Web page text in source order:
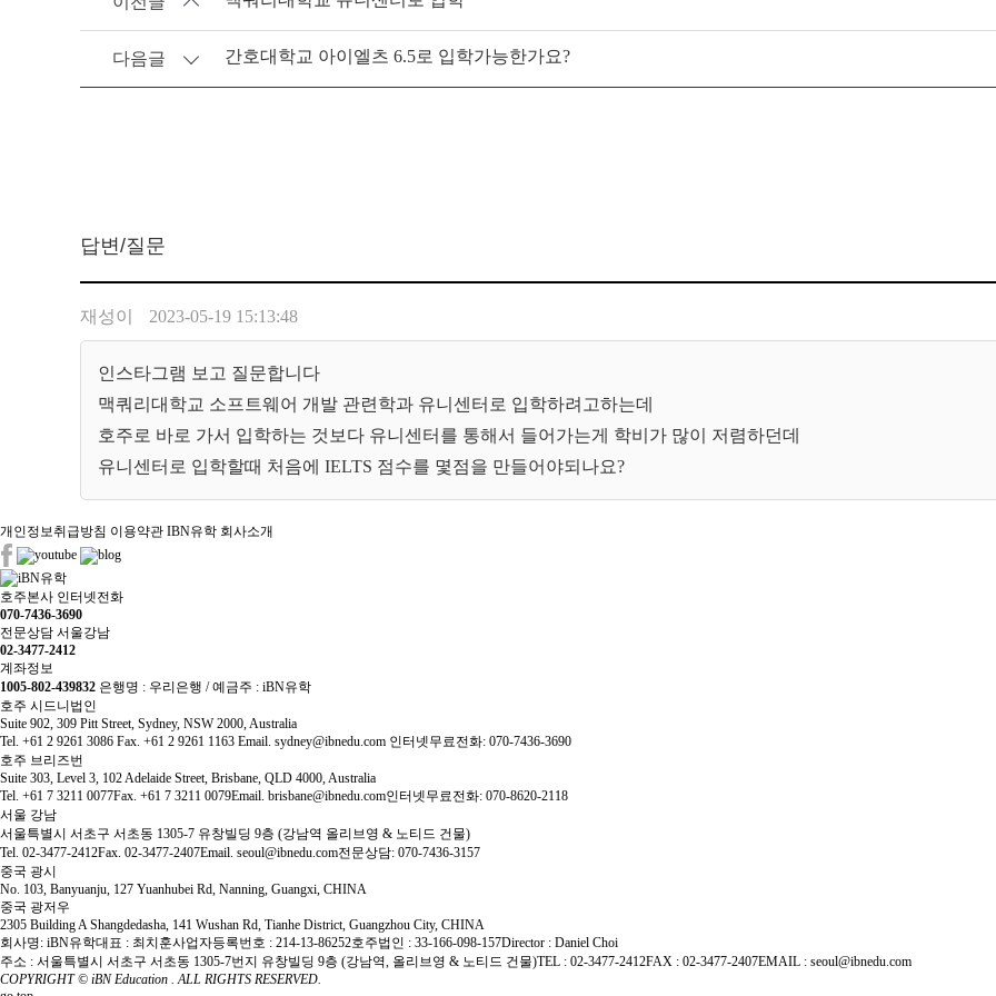
다음글 간호대학교 아이엘츠 6.5로 입학가능한가요?
답변/질문
재성이 2023-05-19 15:13:48
인스타그램 보고 질문합니다
맥쿼리대학교 소프트웨어 개발 관련학과 유니센터로 입학하려고하는데
호주로 바로 가서 입학하는 것보다 유니센터를 통해서 들어가는게 학비가 많이 저렴하던데
유니센터로 입학할때 처음에 IELTS 점수를 몇점을 만들어야되나요?
개인정보취급방침 이용약관 IBN유학 회사소개
호주본사 인터넷전화
070-7436-3690
전문상담 서울강남
02-3477-2412
계좌정보
1005-802-439832 은행명 : 우리은행 / 예금주 : iBN유학
호주 시드니법인
Suite 902, 309 Pitt Street, Sydney, NSW 2000, Australia
Tel. +61 2 9261 3086 Fax. +61 2 9261 1163 Email. sydney@ibnedu.com 인터넷무료전화: 070-7436-3690
호주 브리즈번
Suite 303, Level 3, 102 Adelaide Street, Brisbane, QLD 4000, Australia
Tel. +61 7 3211 0077Fax. +61 7 3211 0079Email. brisbane@ibnedu.com인터넷무료전화: 070-8620-2118
서울 강남
서울특별시 서초구 서초동 1305-7 유창빌딩 9층 (강남역 올리브영 & 노티드 건물)
Tel. 02-3477-2412Fax. 02-3477-2407Email. seoul@ibnedu.com전문상담: 070-7436-3157
중국 광시
No. 103, Banyuanju, 127 Yuanhubei Rd, Nanning, Guangxi, CHINA
중국 광저우
2305 Building A Shangdedasha, 141 Wushan Rd, Tianhe District, Guangzhou City, CHINA
회사명: iBN유학대표 : 최치훈사업자등록번호 : 214-13-86252호주법인 : 33-166-098-157Director : Daniel Choi
주소 : 서울특별시 서초구 서초동 1305-7번지 유창빌딩 9층 (강남역, 올리브영 & 노티드 건물)TEL : 02-3477-2412FAX : 02-3477-2407EMAIL : seoul@ibnedu.com
COPYRIGHT © iBN Education . ALL RIGHTS RESERVED.